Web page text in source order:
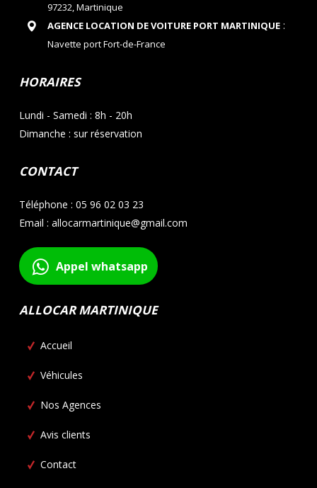
97232, Martinique
AGENCE LOCATION DE VOITURE PORT MARTINIQUE:
Navette port Fort-de-France
HORAIRES
Lundi - Samedi : 8h - 20h
Dimanche : sur réservation
CONTACT
Téléphone : 05 96 02 03 23
Email : allocarmartinique@gmail.com
Appel whatsapp
ALLOCAR MARTINIQUE
Accueil
Véhicules
Nos Agences
Avis clients
Contact